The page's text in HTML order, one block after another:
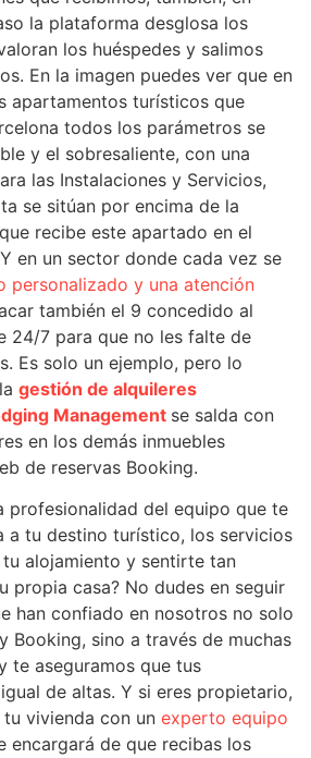
la plataforma desglosa los
los huéspedes y salimos
En la imagen puedes ver que en
apartamentos turísticos que
todos los parámetros se
y el sobresaliente, con una
las Instalaciones y Servicios,
se sitúan por encima de la
recibe este apartado en el
en un sector donde cada vez se
personalizado y una atención
también el 9 concedido al
24/7 para que no les falte de
Es solo un ejemplo, pero lo
gestión de alquileres
Management se salda con
en los demás inmuebles
de reservas Booking.
profesionalidad del equipo que te
a tu destino turístico, los servicios
alojamiento y sentirte tan
propia casa? No dudes en seguir
han confiado en nosotros no solo
Booking, sino a través de muchas
te aseguramos que tus
de altas. Y si eres propietario,
vivienda con un experto equipo
encargará de que recibas los